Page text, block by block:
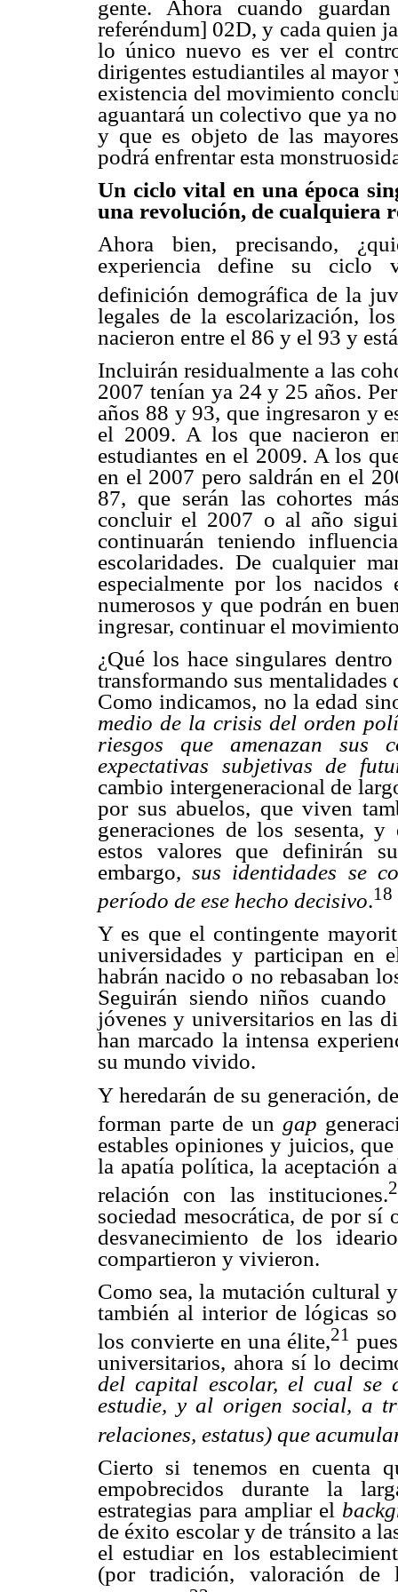
gente. Ahora cuando
referéndum] 02D, y cada quien
lo único nuevo es ver el
dirigentes estudiantiles al mayor
existencia del movimiento
aguantará un colectivo que ya
y que es objeto de las
podrá enfrentar esta
Un ciclo vital en una época
una revolución, de cualquiera
Ahora bien, precisando,
experiencia define su ciclo
definición demográfica de la
legales de la escolarización,
nacieron entre el 86 y el 93 y
Incluirán residualmente a las
2007 tenían ya 24 y 25 años.
años 88 y 93, que ingresaron y
el 2009. A los que nacieron
estudiantes en el 2009. A los
en el 2007 pero saldrán en el
87, que serán las cohortes
concluir el 2007 o al año
continuarán teniendo
escolaridades. De cualquier
especialmente por los
numerosos y que podrán en
ingresar, continuar el
¿Qué los hace singulares
transformando sus mentalidades
Como indicamos, no la edad
medio de la crisis del orden
riesgos que amenazan sus
expectativas subjetivas de
cambio intergeneracional de
por sus abuelos, que viven
generaciones de los sesenta,
estos valores que definirán
embargo, sus identidades se
período de ese hecho decisivo.18
Y es que el contingente
universidades y participan en
habrán nacido o no rebasaban
Seguirán siendo niños
jóvenes y universitarios en las
han marcado la intensa
su mundo vivido.
Y heredarán de su generación,
forman parte de ungap
estables opiniones y juicios,
la apatía política, la aceptación
relación con las instituciones.
sociedad mesocrática, de por
desvanecimiento de los
compartieron y vivieron.
Como sea, la mutación cultural
también al interior de lógicas
los convierte en una élite,21
universitarios, ahora sí lo
del capital escolar, el cual se
estudie, y al origen social, a
relaciones, estatus) que
Cierto si tenemos en cuenta
empobrecidos durante la
estrategias para ampliar el
de éxito escolar y de tránsito a
el estudiar en los
(por tradición, valoración de